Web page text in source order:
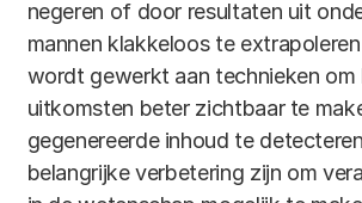
negeren of door resultaten uit
mannen klakkeloos te
wordt gewerkt aan technieken om
uitkomsten beter zichtbaar te
gegenereerde inhoud te
belangrijke verbetering zijn om